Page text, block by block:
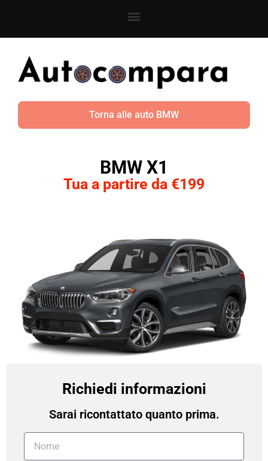
Torna alle auto BMW
BMW X1
Tua a partire da €199
Richiedi informazioni
Sarai ricontattato quanto prima.